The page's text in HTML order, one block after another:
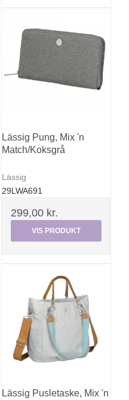
Lässig Pung, Mix 'n
Match/Koksgrå
Lässig
29LWA691
299,00 kr.
VIS PRODUKT
Lässig Pusletaske, Mix 'n